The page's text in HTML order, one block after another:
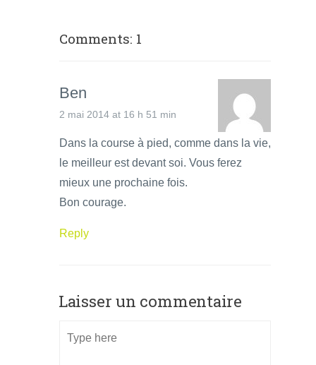
Comments: 1
Ben
2 mai 2014 at 16 h 51 min
Dans la course à pied, comme dans la vie,
le meilleur est devant soi. Vous ferez
mieux une prochaine fois.
Bon courage.
Reply
Laisser un commentaire